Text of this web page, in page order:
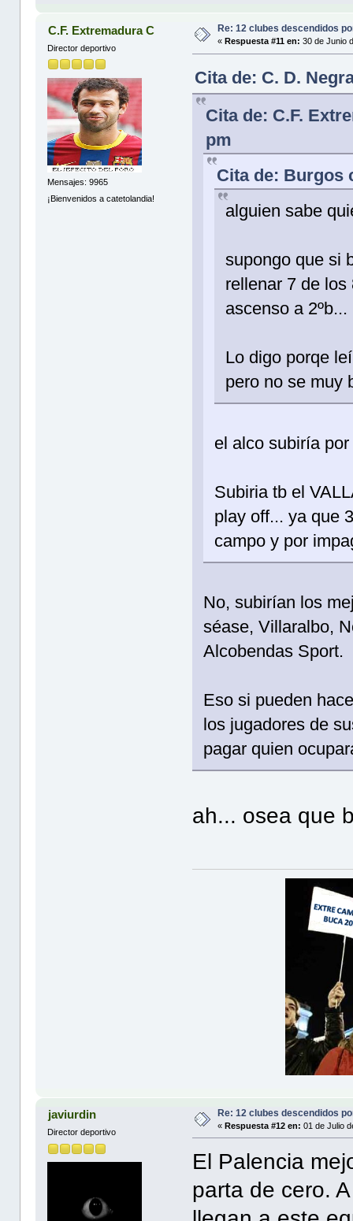
C.F. Extremadura C
Director deportivo
Mensajes: 9965
¡Bienvenidos a catetolandia!
Re: 12 clubes descendidos
«Respuesta #11 en: 30 de Junio
Cita de: C. D.
Cita de: C.F.
pm
Cita de: Burgos
alguien sabe
supongo que si
rellenar 7 de
ascenso a
Lo digo porqe
pero no se muy
el alco subiría
Subiria tb el
play off... ya que
campo y por
No, subirían los
séase, Villaralbo,
Alcobendas Sport.
Eso si pueden
los jugadores de
pagar quien
ah... osea que
javiurdin
Director deportivo
Re: 12 clubes descendidos
«Respuesta #12 en: 01 de Julio
El Palencia
parta de cero.